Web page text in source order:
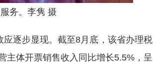
务。李隽 摄
逐步显现。截至8月底，该省办理税
主体开票销售收入同比增长5.5%，呈